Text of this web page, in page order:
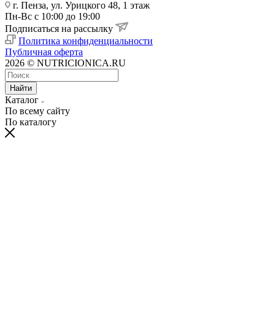
г. Пенза, ул. Урицкого 48, 1 этаж
Пн-Вс с 10:00 до 19:00
Подписаться на рассылку
Политика конфиденциальности
Публичная оферта
2026 © NUTRICIONICA.RU
Найти
Каталог
По всему сайту
По каталогу